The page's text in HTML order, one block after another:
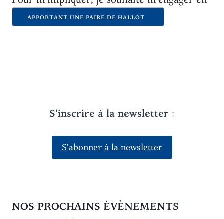
APPORTANT UNE PAIRE DE H̱ALLOT
S'inscrire à la newsletter :
S'abonner à la newsletter
NOS PROCHAINS ÉVÈNEMENTS